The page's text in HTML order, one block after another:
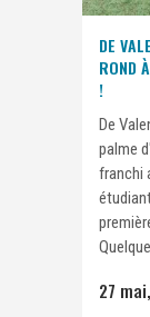
DE
ROND
!
De
palme
franchi
27